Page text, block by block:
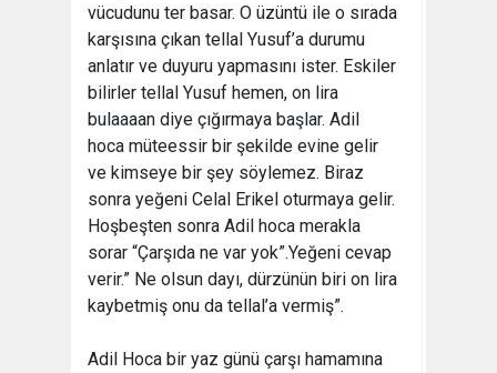
vücudunu ter basar. O üzüntü ile o sırada
karşısına çıkan tellal Yusuf’a durumu
anlatır ve duyuru yapmasını ister. Eskiler
bilirler tellal Yusuf hemen, on lira
bulaaaan diye çığırmaya başlar. Adil
hoca müteessir bir şekilde evine gelir
ve kimseye bir şey söylemez. Biraz
sonra yeğeni Celal Erikel oturmaya gelir.
Hoşbeşten sonra Adil hoca merakla
sorar “Çarşıda ne var yok”.Yeğeni cevap
verir.” Ne olsun dayı, dürzünün biri on lira
kaybetmiş onu da tellal’a vermiş”.
Adil Hoca bir yaz günü çarşı hamamına